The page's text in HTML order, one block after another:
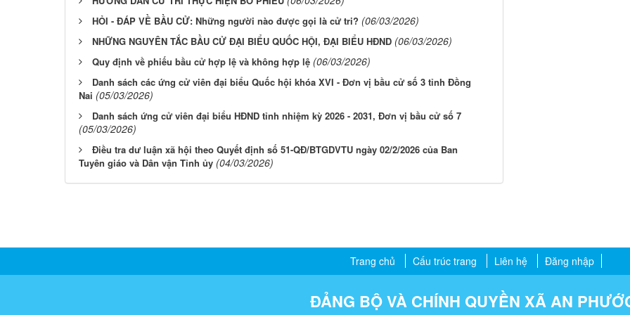
HỎI - ĐÁP VỀ BẦU CỬ: Những người nào được gọi là cử tri? (06/03/2026)
NHỮNG NGUYÊN TẮC BẦU CỬ ĐẠI BIỂU QUỐC HỘI, ĐẠI BIỂU HĐND (06/03/2026)
Quy định về phiếu bầu cử hợp lệ và không hợp lệ (06/03/2026)
Danh sách các ứng cử viên đại biểu Quốc hội khóa XVI - Đơn vị bầu cử số 3 tỉnh Đồng
Nai (05/03/2026)
Danh sách ứng cử viên đại biểu HĐND tỉnh nhiệm kỳ 2026 - 2031, Đơn vị bầu cử số 7
(05/03/2026)
Điều tra dư luận xã hội theo Quyết định số 51-QĐ/BTGDVTU ngày 02/2/2026 của Ban
Tuyên giáo và Dân vận Tỉnh ủy (04/03/2026)
Trang chủ Cấu trúc trang Liên hệ Đăng nhập
ĐẢNG BỘ VÀ CHÍNH QUYỀN XÃ AN